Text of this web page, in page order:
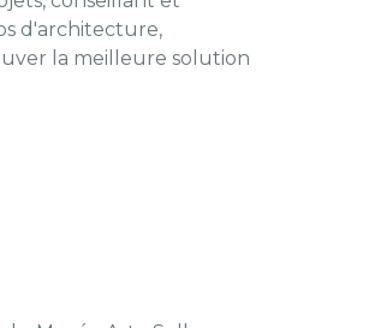
d'architecture,
la meilleure solution